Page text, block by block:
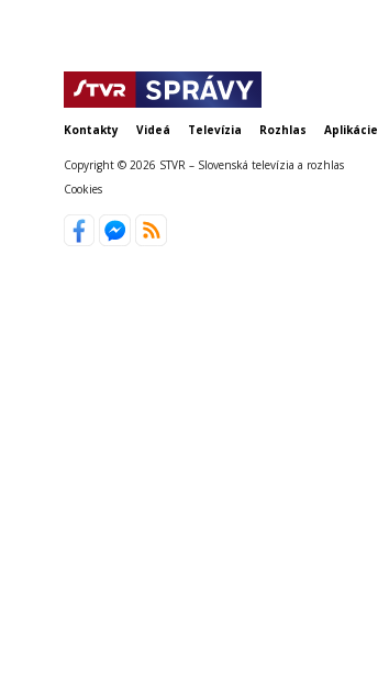
Kontakty Videá Televízia Rozhlas Aplikácie
Copyright © 2026 STVR – Slovenská televízia a rozhlas
Cookies